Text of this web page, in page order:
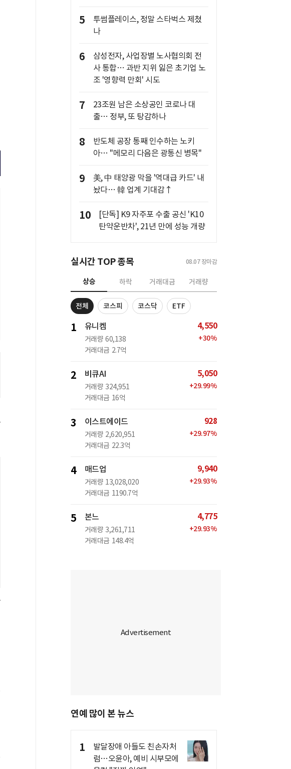
5
투썸플레이스, 정말 스타벅스 제쳤
나
6
삼성전자, 사업장별 노사협의회 전
사 통합… 과반 지위 잃은 초기업 노
조 '영향력 만회' 시도
7
23조원 남은 소상공인 코로나 대
출… 정부, 또 탕감하나
8
반도체 공장 통째 인수하는 노키
아… "메모리 다음은 광통신 병목"
9
美, 中 태양광 막을 '역대급 카드' 내
놨다… 韓 업계 기대감↑
10
[단독] K9 자주포 수출 공신 'K10
탄약운반차', 21년 만에 성능 개량
실시간 TOP 종목 08.07 장마감
상승 하락 거래대금 거래량
전체 코스피 코스닥 ETF
1 유니켐
거래량 60,138
거래대금 2.7억
4,550
+30%
2 비큐AI
거래량 324,951
거래대금 16억
5,050
+29.99%
3 이스트에이드
거래량 2,620,951
거래대금 22.3억
928
+29.97%
4 매드업
거래량 13,028,020
거래대금 1190.7억
9,940
+29.93%
5 본느
거래량 3,261,711
거래대금 148.4억
4,775
+29.93%
연예 많이 본 뉴스
1
발달장애 아들도 친손자처
럼…오윤아, 예비 시부모에